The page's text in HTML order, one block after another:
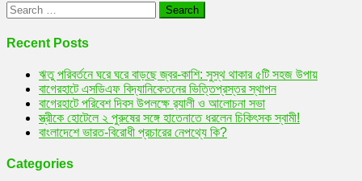
Search
for:
Recent Posts
ঋতু পরিবর্তনে ঘরে ঘরে বাড়ছে জ্বর-কাশি: সুস্থ থাকার ৫টি সহজ উপায়
বাগেরহাটে এসডিএফ বিদ্যানিকেতনের ভিত্তিপ্রস্তর স্থাপন
বাগেরহাটে পরিবেশ দিবস উপলক্ষে র‌্যালী ও আলোচনা সভা
স্ত্রীকে হোটেলে ২ পুরুষের সঙ্গে হাতেনাতে ধরলেন চিকিৎসক স্বামী!
বাংলাদেশে ভারত-বিরোধী প্রচারের নেপথ্যে কি?
Categories